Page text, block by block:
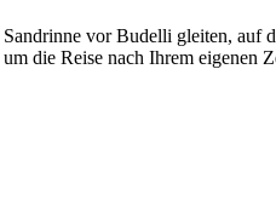
vor Budelli gleiten,
die Reise nach Ihrem